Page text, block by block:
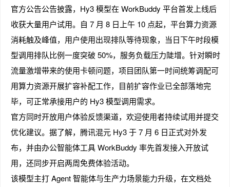
官方公告公告披露，Hy3 模型在 WorkBuddy 平台首发上线后
收获大量用户试用。自 7 月 8 日上午 10 点起，平台算力资源
消耗触及峰值，用户使用出现排队等待现象，当日下午时段模
型调用排队比例一度突破 50%，服务负载压力陡增。针对瞬时
流量激增带来的使用卡顿问题，项目团队第一时间统筹调配可
用算力资源开展扩容补配工作，目前扩容作业已全部落地完
毕，可正常承接用户的 Hy3 模型调用需求。
官方同时开放用户体验反馈渠道，欢迎使用者持续试用并提交
优化建议。据了解，腾讯混元 Hy3 于 7 月 6 日正式对外发
布，并由办公智能体工具 WorkBuddy 率先首发接入开放试
用，还同步开启两周免费体验活动。
该模型主打 Agent 智能体与生产力场景能力升级，在文档处